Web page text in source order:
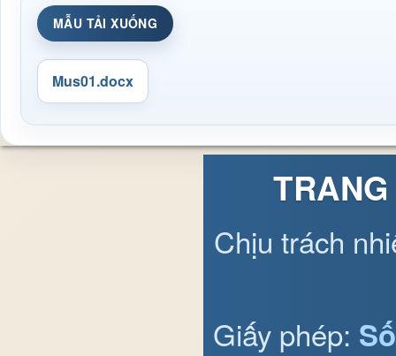
MẪU TẢI XUỐNG
Mus01.docx
Chịu trách
Giấy phép: